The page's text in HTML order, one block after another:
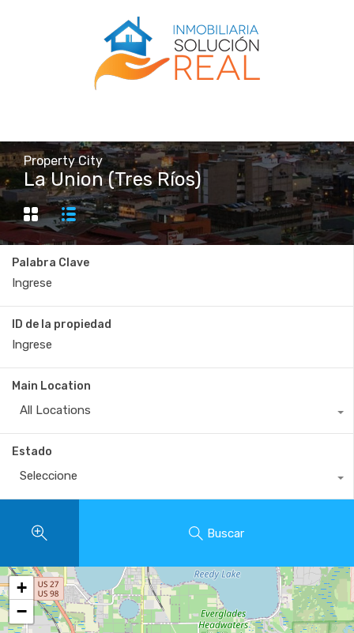
Property City
La Union (Tres Ríos)
Palabra Clave
ID de la propiedad
Main Location
All Locations
Estado
Seleccione
Buscar
+
−